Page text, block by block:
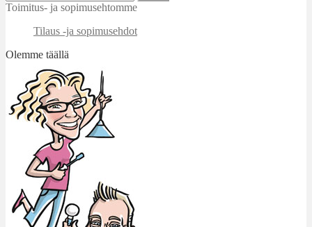
Toimitus- ja sopimusehtomme
Tilaus -ja sopimusehdot
Olemme täällä